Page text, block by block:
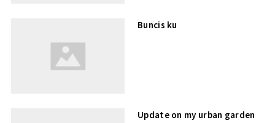
Buncis ku
Update on my urban garden